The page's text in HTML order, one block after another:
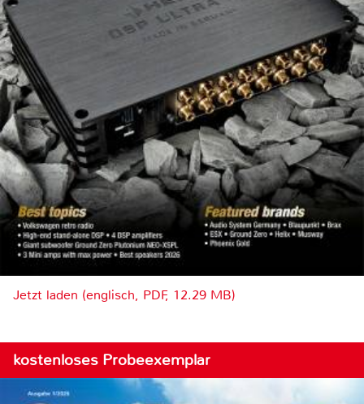
Jetzt laden (englisch, PDF, 12.29 MB)
kostenloses Probeexemplar